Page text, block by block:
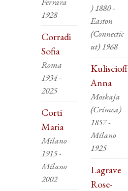
1928
Corradi
Sofia
Roma
1934 -
2025
Corti
Maria
Milano
1915 -
Milano
2002
) 1880 -
Easton
(Connectic
ut) 1968
Kuliscioff
Anna
Moskaja
(Crimea)
1857 -
Milano
1925
Lagrave
Rose-